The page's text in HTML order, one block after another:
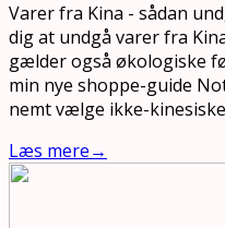
Varer fra Kina - sådan
dig at undgå varer fra
gælder også økologiske
min nye shoppe-guide
nemt vælge ikke-
Læs mere→